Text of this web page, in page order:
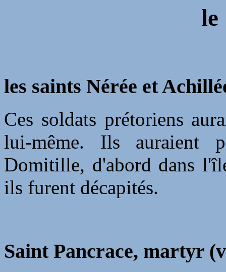
le
les saints Nérée et
Ces soldats prétoriens
lui-même. Ils auraient
Domitille, d'abord dans
ils furent décapités.
Saint Pancrace, martyr